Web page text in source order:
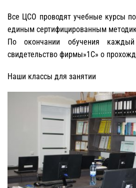
Все ЦСО проводят учебные курсы
единым сертифицированным
По окончании обучения каждый
свидетельство фирмы»1С» о
Наши классы для занятии